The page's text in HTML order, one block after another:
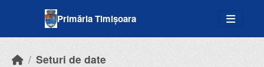
Primăria Timișoara
Seturi de date